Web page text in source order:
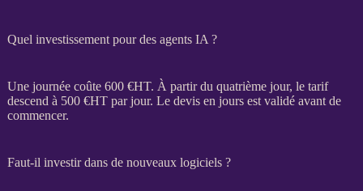
Quel investissement pour des agents IA ?
Une journée coûte 600 €HT. À partir du quatrième jour, le tarif
descend à 500 €HTpar jour. Le devisen jours est validé avant de
commencer.
Faut-il investir dans de nouveaux logiciels ?